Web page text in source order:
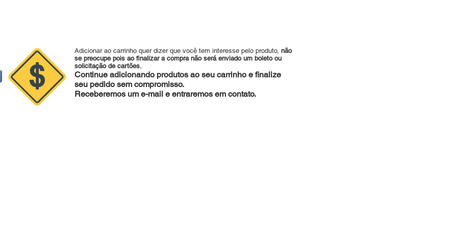
Adicionar ao carrinho quer dizer que você tem interesse pelo produto, não
se preocupe pois ao finalizar a compra não será enviado um boleto ou
solicitação de cartões.
Continue adicionando produtos ao seu carrinho e finalize
seu pedido sem compromisso.
Receberemos um e-mail e entraremos em contato.